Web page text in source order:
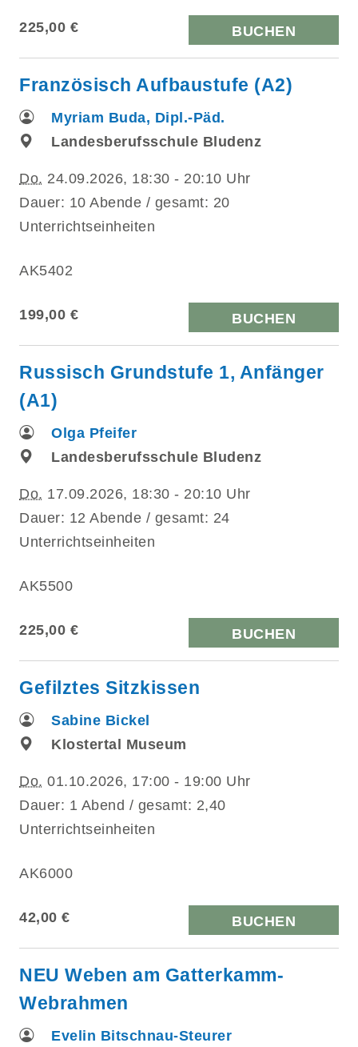
225,00 € BUCHEN
Französisch Aufbaustufe (A2)
Myriam Buda, Dipl.-Päd.
Landesberufsschule Bludenz
Do. 24.09.2026, 18:30 - 20:10 Uhr
Dauer: 10 Abende / gesamt: 20
Unterrichtseinheiten
AK5402
199,00 € BUCHEN
Russisch Grundstufe 1, Anfänger
(A1)
Olga Pfeifer
Landesberufsschule Bludenz
Do. 17.09.2026, 18:30 - 20:10 Uhr
Dauer: 12 Abende / gesamt: 24
Unterrichtseinheiten
AK5500
225,00 € BUCHEN
Gefilztes Sitzkissen
Sabine Bickel
Klostertal Museum
Do. 01.10.2026, 17:00 - 19:00 Uhr
Dauer: 1 Abend / gesamt: 2,40
Unterrichtseinheiten
AK6000
42,00 € BUCHEN
NEU Weben am Gatterkamm-
Webrahmen
Evelin Bitschnau-Steurer